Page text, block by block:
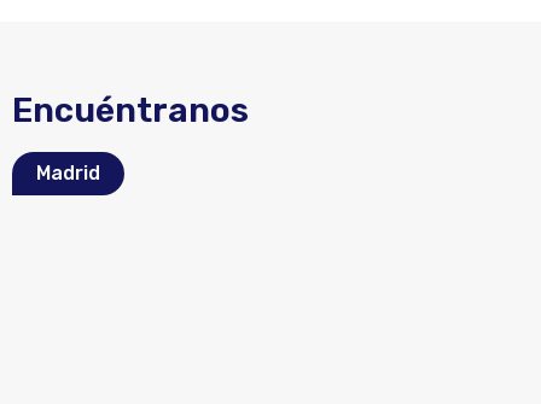
Encuéntranos
Madrid